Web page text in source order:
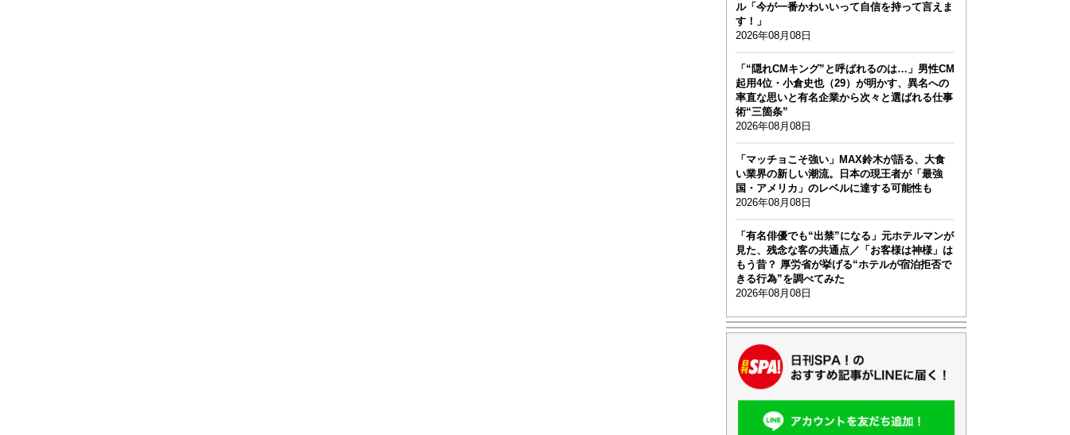
ル「今が一番かわいいって自信を持って言えま
す！」
2026年08月08日
「“隠れCMキング”と呼ばれるのは…」男性CM
起用4位・小倉史也（29）が明かす、異名への
率直な思いと有名企業から次々と選ばれる仕事
術“三箇条”
2026年08月08日
「マッチョこそ強い」MAX鈴木が語る、大食
い業界の新しい潮流。日本の現王者が「最強
国・アメリカ」のレベルに達する可能性も
2026年08月08日
「有名俳優でも“出禁”になる」元ホテルマンが
見た、残念な客の共通点／「お客様は神様」は
もう昔？ 厚労省が挙げる“ホテルが宿泊拒否で
きる行為”を調べてみた
2026年08月08日